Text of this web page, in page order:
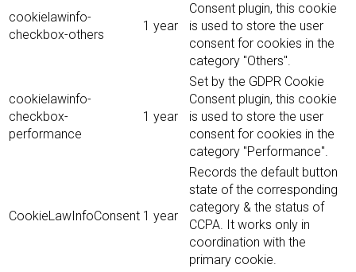
cookielawinfo-
checkbox-others
1 year
Consent plugin, this cookie
is used to store the user
consent for cookies in the
category "Others".
cookielawinfo-
checkbox-
performance
1 year
Set by the GDPR Cookie
Consent plugin, this cookie
is used to store the user
consent for cookies in the
category "Performance".
CookieLawInfoConsent 1 year
Records the default button
state of the corresponding
category & the status of
CCPA. It works only in
coordination with the
primary cookie.